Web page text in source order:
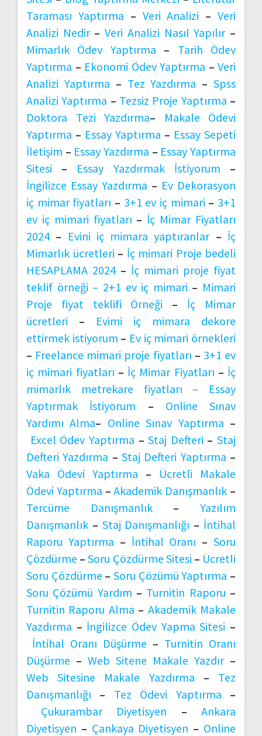
Taraması Yaptırma – Veri Analizi –Veri
Analizi Nedir–Veri Analizi Nasıl Yapılır–
Mimarlık Ödev Yaptırma – Tarih Ödev
Yaptırma – Ekonomi Ödev Yaptırma – Veri
Analizi Yaptırma – Tez Yazdırma –Spss
Analizi Yaptırma – Tezsiz Proje Yaptırma –
Doktora Tezi Yazdırma– Makale Ödevi
Yaptırma – Essay Yaptırma – Essay Sepeti
İletişim – Essay Yazdırma – Essay Yaptırma
Sitesi – Essay Yazdırmak İstiyorum –
İngilizce Essay Yazdırma – Ev Dekorasyon
iç mimar fiyatları – 3+1 ev iç mimari – 3+1
ev iç mimari fiyatları – İç Mimar Fiyatları
2024 – Evini iç mimara yaptıranlar– İç
Mimarlık ücretleri – İç mimari Proje bedeli
HESAPLAMA 2024 – İç mimari proje fiyat
teklif örneği – 2+1 ev iç mimari – Mimari
Proje fiyat teklifi Örneği – İç Mimar
ücretleri – Evimi iç mimara dekore
ettirmek istiyorum – Ev iç mimari örnekleri
– Freelance mimari proje fiyatları – 3+1 ev
iç mimari fiyatları – İç Mimar Fiyatları – İç
mimarlık metrekare fiyatları – Essay
Yaptırmak İstiyorum – Online Sınav
Yardımı Alma– Online Sınav Yaptırma –
Excel Ödev Yaptırma –Staj Defteri – Staj
Defteri Yazdırma –Staj Defteri Yaptırma –
Vaka Ödevi Yaptırma – Ücretli Makale
Ödevi Yaptırma –Akademik Danışmanlık –
Tercüme Danışmanlık–Yazılım
Danışmanlık – Staj Danışmanlığı – İntihal
Raporu Yaptırma – İntihal Oranı –Soru
Çözdürme –Soru Çözdürme Sitesi – Ücretli
Soru Çözdürme –Soru Çözümü Yaptırma –
Soru Çözümü Yardım – Turnitin Raporu –
Turnitin Raporu Alma – Akademik Makale
Yazdırma – İngilizce Ödev Yapma Sitesi –
İntihal Oranı Düşürme – Turnitin Oranı
Düşürme – Web Sitene Makale Yazdır–
Web Sitesine Makale Yazdırma – Tez
Danışmanlığı – Tez Ödevi Yaptırma –
Çukurambar Diyetisyen – Ankara
Diyetisyen – Çankaya Diyetisyen – Online